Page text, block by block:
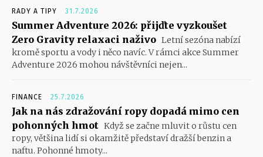
RADY A TIPY 31.7.2026
Summer Adventure 2026: přijďte vyzkoušet
Zero Gravity relaxaci naživo Letní sezóna nabízí
kromě sportu a vody i něco navíc. V rámci akce Summer
Adventure 2026 mohou návštěvníci nejen...
FINANCE 25.7.2026
Jak na nás zdražování ropy dopadá mimo cen
pohonných hmot Když se začne mluvit o růstu cen
ropy, většina lidí si okamžitě představí dražší benzin a
naftu. Pohonné hmoty...